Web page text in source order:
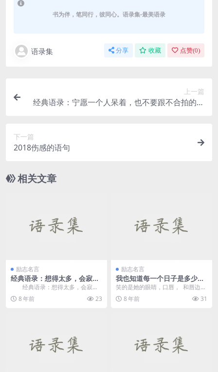
书为伴，笔同行，彼同心。语录集-最美语录
语录集 分享 收藏 点赞(0)
上一篇
经典语录：宁愿一个人呆着，也不要跟不合拍的人
下一篇
2018伤感的语句
相关文章
励志名言
经典语录：想得太多，会寂
寞；没有可想，会孤单
经典语录：想得太多，会寂
寞；没有可想，会孤单 1、生
活告诉你，你应该长大...
8 年前 23
励志名言
我也知道每一个日子是多少机
缘巧合凑拢来拼凑的图案，但
笑的是她的眼睛，口唇， 和唇边浑
圆的旋涡。 艳丽如同露珠...
8 年前 31